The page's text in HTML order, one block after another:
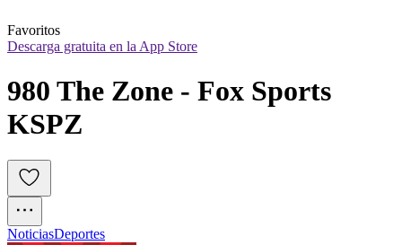
Favoritos
Descarga gratuita en la App Store
980 The Zone - Fox Sports
KSPZ
NoticiasDeportes